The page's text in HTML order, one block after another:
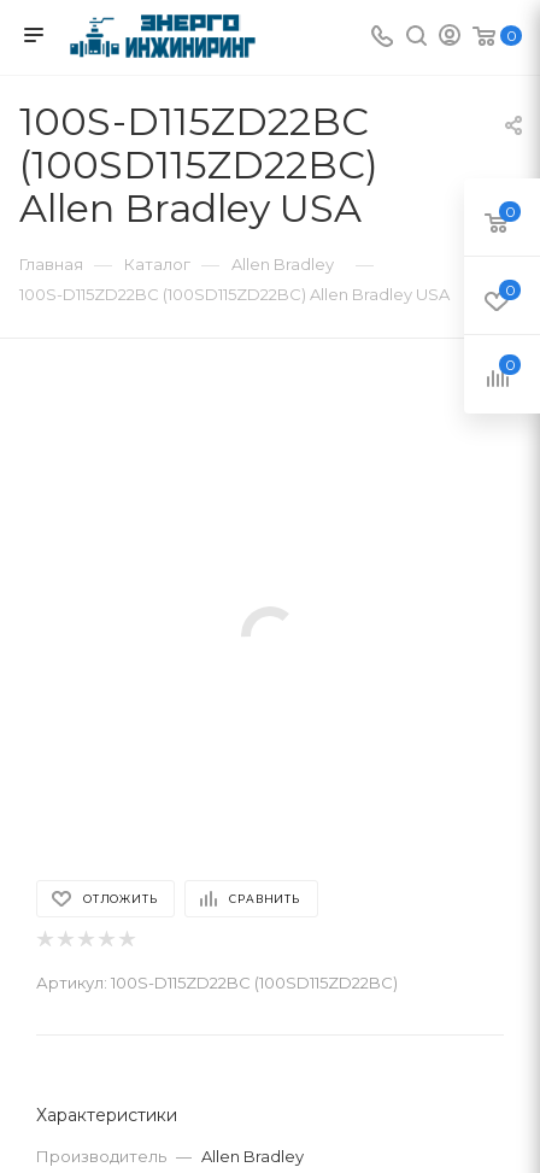
0
100S-D115ZD22BC
(100SD115ZD22BC)
Allen Bradley USA
Главная — Каталог — Allen Bradley —
100S-D115ZD22BC (100SD115ZD22BC) Allen Bradley USA
ОТЛОЖИТЬ СРАВНИТЬ
Артикул: 100S-D115ZD22BC (100SD115ZD22BC)
Характеристики
Производитель — Allen Bradley
0
0
0